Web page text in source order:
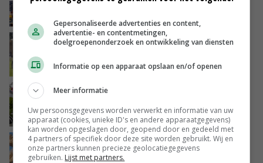
vanwege zebrachipbacterie
BBB vraagt minister om langer mest uit te
GISTEREN, 15:47
Panelen houden kas koeler: ‘De eerste indruk
schrikt veel tuinders af’
GISTEREN, 15:27
Tarwemarkt zoekt nieuwe balans
Gepersonaliseerde advertenties en content,
advertentie- en contentmetingen,
doelgroepenonderzoek en ontwikkeling van diensten
Informatie op een apparaat opslaan en/of openen
Meer informatie
Uw persoonsgegevens worden verwerkt en informatie van uw
apparaat (cookies, unieke ID's en andere apparaatgegevens)
kan worden opgeslagen door, geopend door en gedeeld met
4 partners of specifiek door deze site worden gebruikt. Wij en
onze partners kunnen precieze geolocatiegegevens
gebruiken. Lijst met partners.